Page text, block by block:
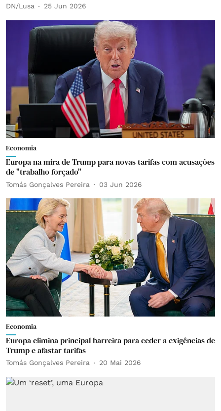
DN/Lusa 25 Jun 2026
Economia
Europa na mira de Trump para novas tarifas com acusações
de "trabalho forçado"
Tomás Gonçalves Pereira 03 Jun 2026
Economia
Europa elimina principal barreira para ceder a exigências de
Trump e afastar tarifas
Tomás Gonçalves Pereira 20 Mai 2026